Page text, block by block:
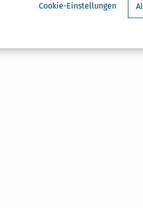
Cookie-Einstellungen